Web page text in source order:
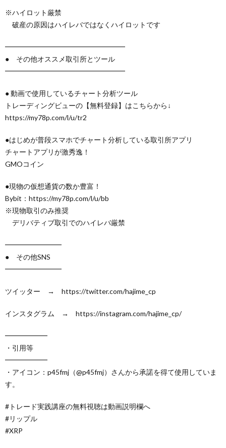
※ハイロット厳禁
破産の原因はハイレバではなくハイロットです
━━━━━━━━━━━━━━━━━
● その他オススメ取引所とツール
━━━━━━━━━━━━━━━━━
● 動画で使用しているチャート分析ツール
トレーディングビューの【無料登録】はこちらから↓
https://my78p.com/l/u/tr2
●はじめが普段スマホでチャート分析している取引所アプリ
チャートアプリが激秀逸！
GMOコイン
●現物の仮想通貨の数か豊富！
Bybit：https://my78p.com/l/u/bb
※現物取引のみ推奨
デリバティブ取引でのハイレバ厳禁
━━━━━━━━
● その他SNS
━━━━━━━━
ツイッター → https://twitter.com/hajime_cp
インスタグラム → ​https://instagram.com/hajime_cp/
━━━━━━
・引用等
━━━━━━
・アイコン：p45fmj（@p45fmj）さんから承諾を得て使用していま
す。
#トレード実践講座の無料視聴は動画説明欄へ
#リップル
#XRP